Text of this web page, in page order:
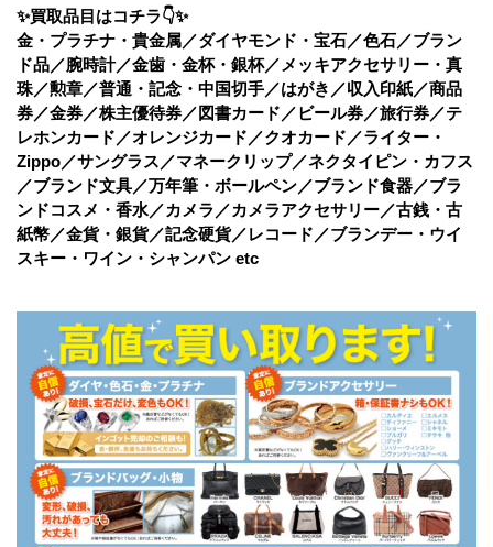
✨買取品目はコチラ👇✨
金・プラチナ・貴金属／ダイヤモンド・宝石／色石／ブラン
ド品／腕時計／金歯・金杯・銀杯／メッキアクセサリー・真
珠／勲章／普通・記念・中国切手／はがき／収入印紙／商品
券／金券／株主優待券／図書カード／ビール券／旅行券／テ
レホンカード／オレンジカード／クオカード／ライター・
Zippo／サングラス／マネークリップ／ネクタイピン・カフス
／ブランド文具／万年筆・ボールペン／ブランド食器／ブラ
ンドコスメ・香水／カメラ／カメラアクセサリー／古銭・古
紙幣／金貨・銀貨／記念硬貨／レコード／ブランデー・ウイ
スキー・ワイン・シャンパン etc